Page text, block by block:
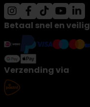
Betaal snel en veilig
Verzending via